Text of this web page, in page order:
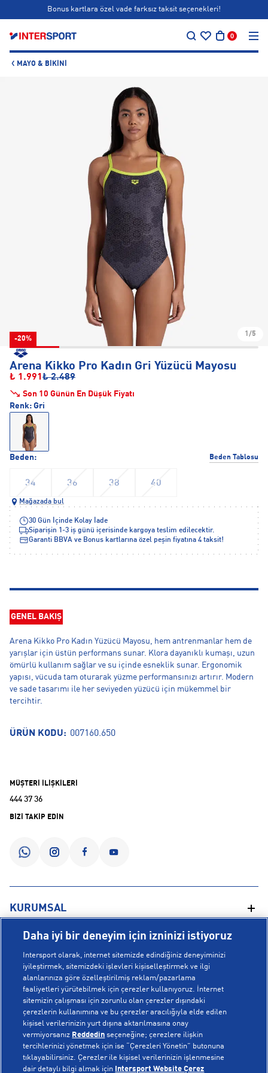
Bonus kartlara özel vade farksız taksit seçenekleri!
0
MAYO & BIKINI
-20%
1/5
Arena Kikko Pro Kadın Gri Yüzücü Mayosu
₺ 1.991 ₺ 2.489
Son 10 Günün En Düşük Fiyatı
Beden: Beden Tablosu
34 36 38 40
Renk: Gri
Mağazada bul
30 Gün İçinde Kolay İade
Siparişin 1-3 iş günü içerisinde kargoya teslim edilecektir.
Garanti BBVA ve Bonus kartlarına özel peşin fiyatına 4 taksit!
GENEL BAKIŞ
Arena Kikko Pro Kadın Yüzücü Mayosu, hem antrenmanlar hem de
yarışlar için üstün performans sunar. Klora dayanıklı kumaşı, uzun
ömürlü kullanım sağlar ve su içinde esneklik sunar. Ergonomik
yapısı, vücuda tam oturarak yüzme performansınızı artırır. Modern
ve sade tasarımı ile her seviyeden yüzücü için mükemmel bir
tercihtir.
ÜRÜN KODU: 007160.650
MÜŞTERİ İLİŞKİLERİ
444 37 36
BİZİ TAKİP EDİN
KURUMSAL
Hakkımızda
Mağazalarımız
Bilgi Toplumu Hizmetleri
Gizlilik Politikası
İşlem Rehberi
Kampanyalar
Çerez Politikası
YARDIM
Sipariş Takibi
İptal & İade
Sıkça Sorulan Sorular
Yetkili Servis Listesi
Bize Ulaşın
POPÜLER KOLEKSİYONLAR
Voleybol Milli Takım Formaları
New Balance 408
Nike Initiator
© Copyright INTERSPORT 2026
Daha iyi bir deneyim için izninizi istiyoruz
Intersport olarak, internet sitemizde edindiğiniz deneyiminizi
iyileştirmek, sitemizdeki işlevleri kişiselleştirmek ve ilgi
alanlarınıza göre özelleştirilmiş reklam/pazarlama
faaliyetleri yürütebilmek için çerezler kullanıyoruz. İnternet
sitemizin çalışması için zorunlu olan çerezler dışındaki
çerezlerin kullanımına ve bu çerezler aracılığıyla elde edilen
kişisel verilerinizin yurt dışına aktarılmasına onay
vermiyorsanız Reddedin seçeneğine; çerezlere ilişkin
tercihlerinizi yönetmek için ise “Çerezleri Yönetin” butonuna
tıklayabilirsiniz. Çerezler ile kişisel verilerinizin işlenmesine
dair detaylı bilgi almak için
Intersport Website Çerez